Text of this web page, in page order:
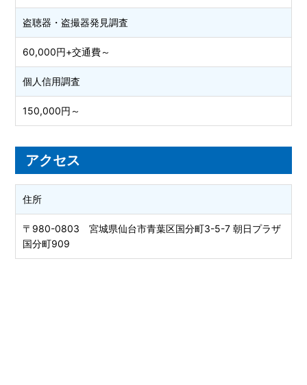
盗聴器・盗撮器発見調査
60,000円+交通費～
個人信用調査
150,000円～
アクセス
住所
〒980-0803 宮城県仙台市青葉区国分町3-5-7 朝日プラザ
国分町909